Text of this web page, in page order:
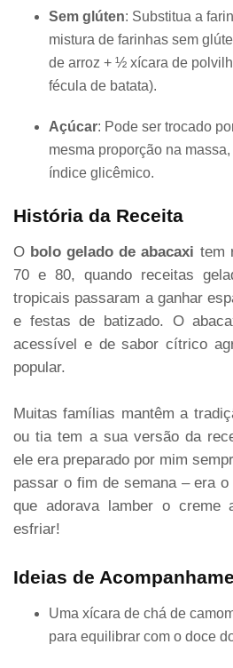
Sem glúten: Substitua a
mistura de farinhas sem
de arroz + ½ xícara de
fécula de batata).
Açúcar: Pode ser trocado
mesma proporção na
índice glicêmico.
História da Receita
O bolo gelado de abacaxi tem
70 e 80, quando receitas
tropicais passaram a ganhar
e festas de batizado. O
acessível e de sabor cítrico
popular.
Muitas famílias mantêm a
ou tia tem a sua versão da
ele era preparado por mim
passar o fim de semana – era o
que adorava lamber o creme
esfriar!
Ideias de
Uma xícara de chá de
para equilibrar com o doce